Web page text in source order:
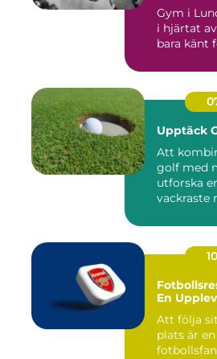
Gym i
i hjärtat
bara känt
Upptäck
Att
golf med
utforska
vackraste
En
Att följa
plats är